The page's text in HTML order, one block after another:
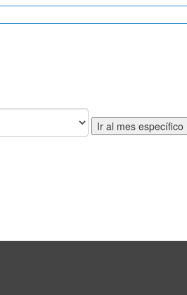
Ir al mes específico